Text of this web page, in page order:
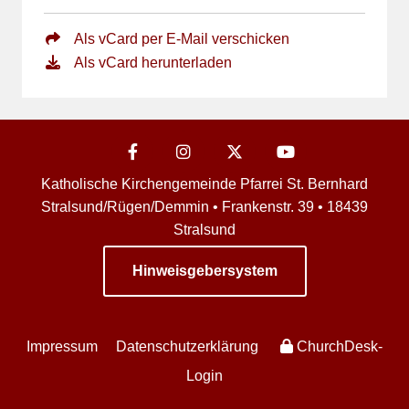
Als vCard per E-Mail verschicken
Als vCard herunterladen
Katholische Kirchengemeinde Pfarrei St. Bernhard
Stralsund/Rügen/Demmin • Frankenstr. 39 • 18439
Stralsund
Hinweisgebersystem
Impressum Datenschutzerklärung
ChurchDesk-
Login